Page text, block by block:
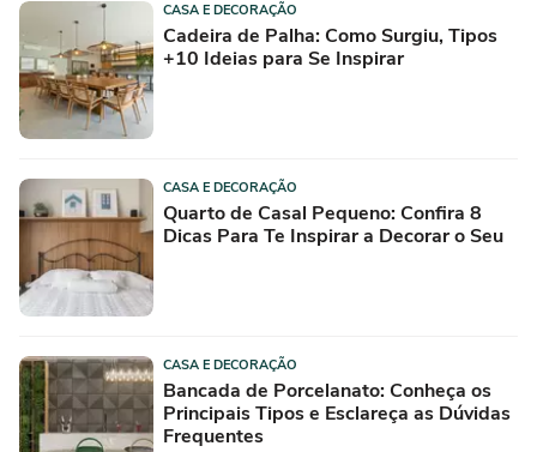
CASA E DECORAÇÃO
Cadeira de Palha: Como Surgiu, Tipos
+10 Ideias para Se Inspirar
CASA E DECORAÇÃO
Quarto de Casal Pequeno: Confira 8
Dicas Para Te Inspirar a Decorar o Seu
CASA E DECORAÇÃO
Bancada de Porcelanato: Conheça os
Principais Tipos e Esclareça as Dúvidas
Frequentes